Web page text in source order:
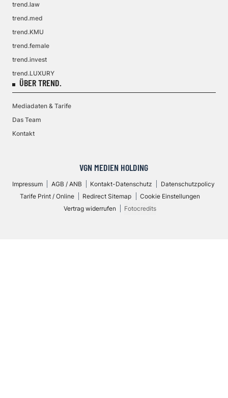
trend.law
trend.med
trend.KMU
trend.female
trend.invest
trend.LUXURY
ÜBER TREND.
Mediadaten & Tarife
Das Team
Kontakt
VGN MEDIEN HOLDING
Impressum AGB / ANB Kontakt-Datenschutz
Datenschutzpolicy
Tarife Print / Online
Redirect Sitemap
Cookie Einstellungen
Vertrag widerrufen
Fotocredits